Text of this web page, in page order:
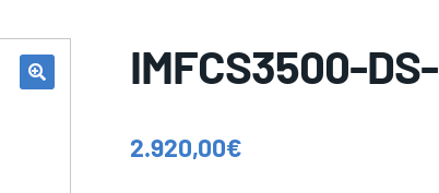
IMFCS3500-DS-
2.920,00€